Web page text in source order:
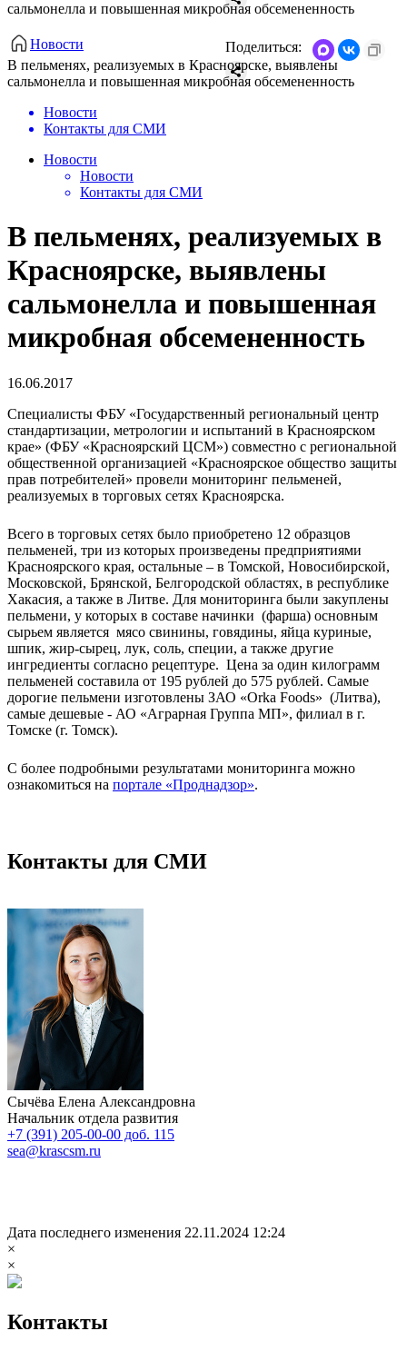
сальмонелла и повышенная микробная обсемененность
Новости
В пельменях, реализуемых в Красноярске, выявлены
сальмонелла и повышенная микробная обсемененность
Поделиться:
Новости
Контакты для СМИ
Новости
Новости
Контакты для СМИ
В пельменях, реализуемых в
Красноярске, выявлены
сальмонелла и повышенная
микробная обсемененность
16.06.2017
Специалисты ФБУ «Государственный региональный центр
стандартизации, метрологии и испытаний в Красноярском
крае» (ФБУ «Красноярский ЦСМ») совместно с региональной
общественной организацией «Красноярское общество защиты
прав потребителей» провели мониторинг пельменей,
реализуемых в торговых сетях Красноярска.
Всего в торговых сетях было приобретено 12 образцов
пельменей, три из которых произведены предприятиями
Красноярского края, остальные – в Томской, Новосибирской,
Московской, Брянской, Белгородской областях, в республике
Хакасия, а также в Литве. Для мониторинга были закуплены
пельмени, у которых в составе начинки (фарша) основным
сырьем является мясо свинины, говядины, яйца куриные,
шпик, жир-сырец, лук, соль, специи, а также другие
ингредиенты согласно рецептуре. Цена за один килограмм
пельменей составила от 195 рублей до 575 рублей. Самые
дорогие пельмени изготовлены ЗАО «Orka Foods» (Литва),
самые дешевые - АО «Аграрная Группа МП», филиал в г.
Томске (г. Томск).
С более подробными результатами мониторинга можно
ознакомиться на портале «Проднадзор».
Контакты для СМИ
Сычёва Елена Александровна
Начальник отдела развития
+7 (391) 205-00-00 доб. 115
sea@krascsm.ru
Дата последнего изменения 22.11.2024 12:24
×
×
Контакты